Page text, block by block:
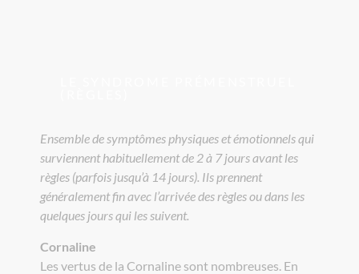
Ensemble de symptômes physiques et émotionnels qui
surviennent habituellement de 2 à 7 jours avant les
règles (parfois jusqu’à 14 jours). Ils prennent
généralement fin avec l’arrivée des règles ou dans les
quelques jours qui les suivent.
Cornaline
Les vertus de la Cornaline sont nombreuses. En